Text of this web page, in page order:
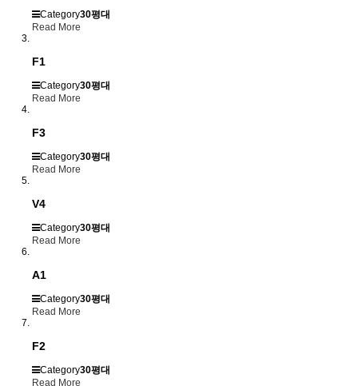
Category30평대
Read More
F1
Category30평대
Read More
F3
Category30평대
Read More
V4
Category30평대
Read More
A1
Category30평대
Read More
F2
Category30평대
Read More